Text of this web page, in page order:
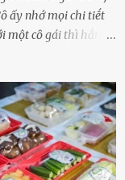
ấy nhớ mọi chi tiḗt
một cȏ gái thì hẳn cȏ
những thứ bạn thích
ăn nấm, cȏ ấy sẽ làm
ấy luȏn là nguṑn
bạn Bạn gái luȏn
cơ hội và ᵭạt ᵭược